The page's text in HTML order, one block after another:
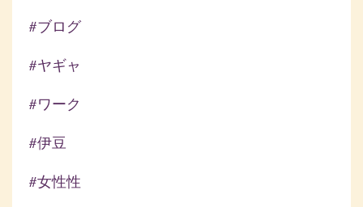
#ブログ
#ヤギャ
#ワーク
#伊豆
#女性性